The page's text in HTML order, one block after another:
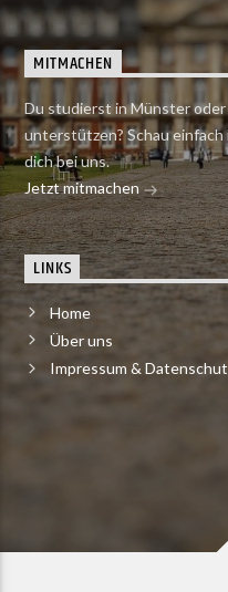
MITMACHEN
Du studierst in Münster
unterstützen? Schau
dich bei uns.
Jetzt mitmachen
LINKS
Home
Über uns
Impressum &